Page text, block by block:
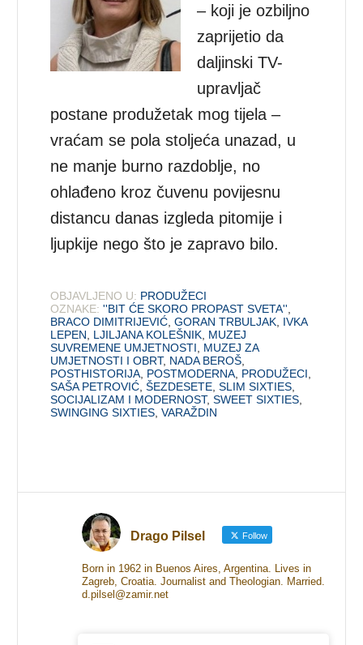
– koji je ozbiljno
zaprijetio da
daljinski TV-
upravljač
postane produžetak mog tijela –
vraćam se pola stoljeća unazad, u
ne manje burno razdoblje, no
ohlađeno kroz čuvenu povijesnu
distancu danas izgleda pitomije i
ljupkije nego što je zapravo bilo.
OBJAVLJENO U: PRODUŽECI
OZNAKE: ''BIT ĆE SKORO PROPAST SVETA''
BRACO DIMITRIJEVIĆ ,GORAN TRBULJAK IVKA
LEPEN
LJILJANA KOLEŠNIK MUZEJ
SUVREMENE UMJETNOSTI
MUZEJ ZA
UMJETNOSTI I OBRT, NADA BEROŠ
POSTHISTORIJA POSTMODERNA PRODUŽECI
SAŠA PETROVIĆ ,ŠEZDESETE ,SLIM SIXTIES
SOCIJALIZAM I MODERNOST,SWEET SIXTIES
SWINGING SIXTIES ,VARAŽDIN
Drago Pilsel Follow
Born in 1962 in Buenos Aires, Argentina. Lives in
Zagreb, Croatia. Journalist and Theologian. Married.
d.pilsel@zamir.net